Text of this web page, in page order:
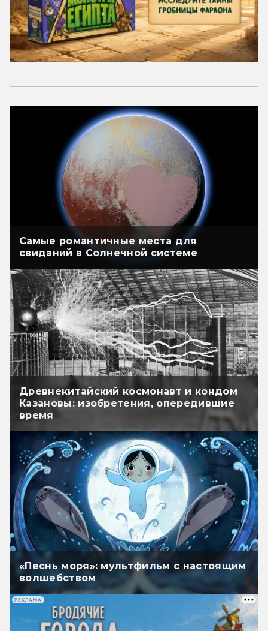
Самые романтичные места для
свиданий в Солнечной системе
Древнекитайский космонавт и кондом
Казановы: изобретения, опередившие
время
«Песнь моря»: мультфильм с настоящим
волшебством
РЕКЛАМА